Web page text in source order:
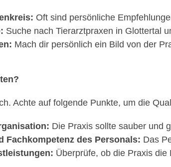
Oft sind persönliche
Suche nach Tierarztpraxen in Glottertal
Mach dir persönlich ein Bild von der
Achte auf folgende Punkte, um die
Die Praxis sollte sauber und
Fachkompetenz des Personals: Das
Überprüfe, ob die Praxis